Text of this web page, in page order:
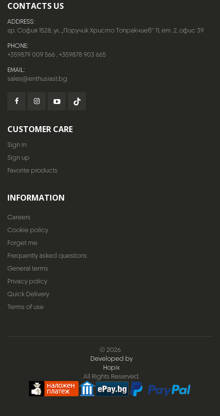
CONTACTS US
ADDRESS:
гр. София 1528, ул. „Поручик Христо Топракчиев“ 11, ет. 2, офис 39
PHONE:
+359879 009 566,+359878 903 665
EMAIL:
sales@enthusiast.bg
CUSTOMER CARE
Sign In
Sign up
Favorite products
INFORMATION
Careers
Cookie policy
Forget me
Frequently asked questions
General terms
Privacy policy
Quick Delivery
Terms of use
© 2026
Developed by
Hopix
. All Rights Reserved.